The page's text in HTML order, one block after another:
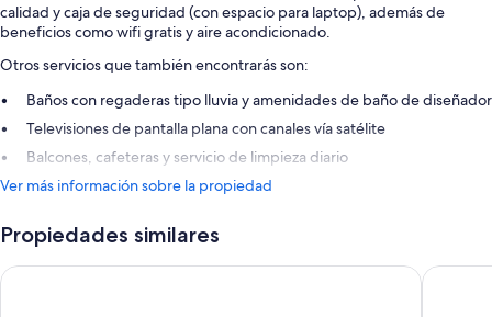
calidad y caja de seguridad (con espacio para laptop), además de
beneficios como wifi gratis y aire acondicionado.
Otros servicios que también encontrarás son:
Baños con regaderas tipo lluvia y amenidades de baño de diseñador
Televisiones de pantalla plana con canales vía satélite
Balcones, cafeteras y servicio de limpieza diario
Ver más información sobre la propiedad
Propiedades similares
Hotel Campestre Montecarlo Hotel